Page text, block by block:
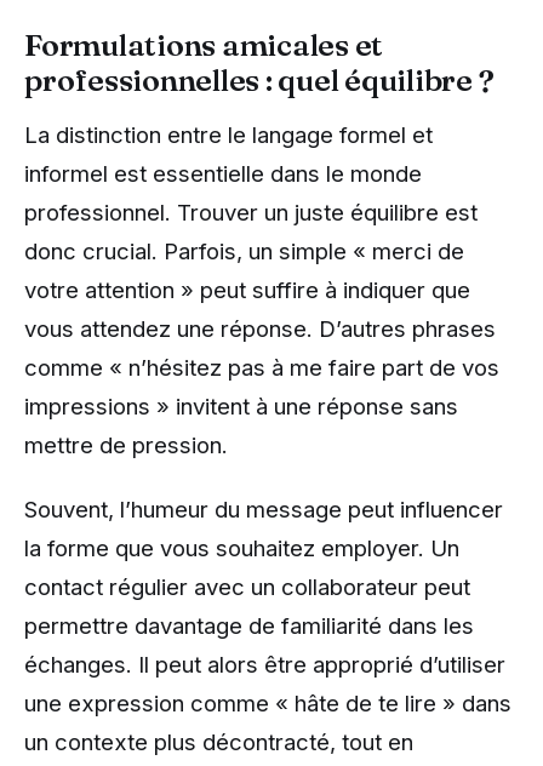
Formulations amicales et
professionnelles : quel équilibre ?
La distinction entre le langage formel et
informel est essentielle dans le monde
professionnel. Trouver un juste équilibre est
donc crucial. Parfois, un simple « merci de
votre attention » peut suffire à indiquer que
vous attendez une réponse. D’autres phrases
comme « n’hésitez pas à me faire part de vos
impressions » invitent à une réponse sans
mettre de pression.
Souvent, l’humeur du message peut influencer
la forme que vous souhaitez employer. Un
contact régulier avec un collaborateur peut
permettre davantage de familiarité dans les
échanges. Il peut alors être approprié d’utiliser
une expression comme « hâte de te lire » dans
un contexte plus décontracté, tout en